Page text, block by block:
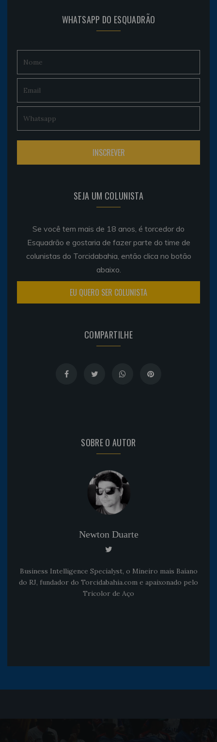
WHATSAPP DO ESQUADRÃO
SEJA UM COLUNISTA
Se você tem mais de 18 anos, é torcedor do
Esquadrão e gostaria de fazer parte do time de
colunistas do Torcidabahia, então clica no botão
abaixo.
EU QUERO SER COLUNISTA
COMPARTILHE
SOBRE O AUTOR
Newton Duarte
Business Intelligence Specialyst, o Mineiro mais Baiano
do RJ, fundador do Torcidabahia.com e apaixonado pelo
Tricolor de Aço